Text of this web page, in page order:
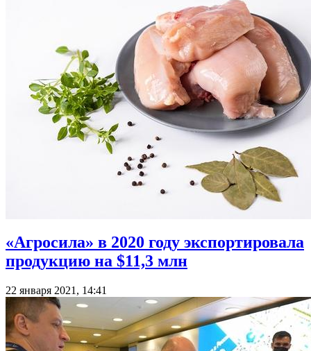
«Агросила» в 2020 году экспортировала
продукцию на $11,3 млн
22 января 2021, 14:41